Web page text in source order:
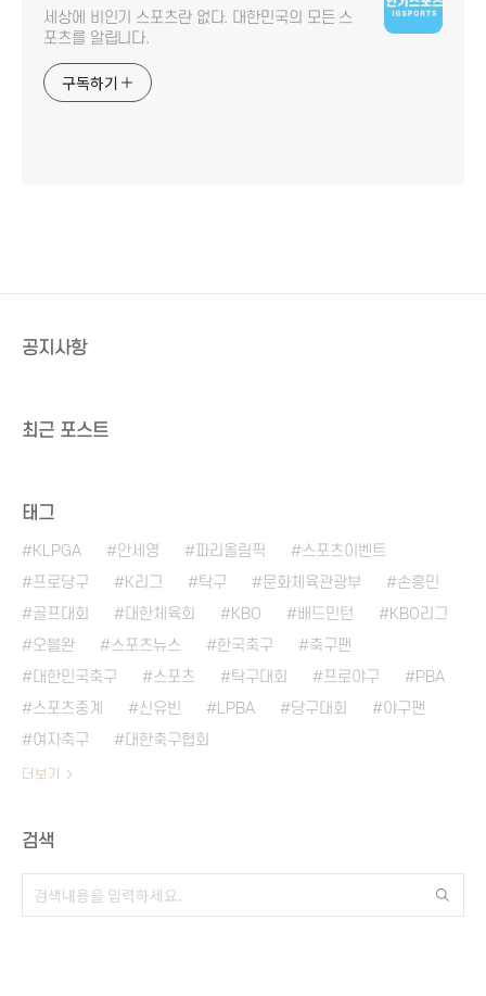
세상에 비인기 스포츠란 없다. 대한민국의 모든 스
포츠를 알립니다.
구독하기
공지사항
최근 포스트
태그
KLPGA 안세영 파리올림픽
스포츠이벤트
프로당구
K리그 탁구 문화체육관광부
손흥민
골프대회
대한체육회 KBO 배드민턴
KBO리그
오블완
스포츠뉴스 한국축구
축구팬
대한민국축구
스포츠 탁구대회 프로야구
PBA
스포츠중계
신유빈 LPBA 당구대회
야구팬
여자축구
대한축구협회
더보기
검색